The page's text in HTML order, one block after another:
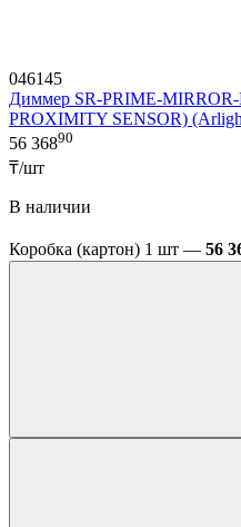
046145
Диммер SR-PRIME-MIRROR-
PROXIMITY SENSOR)
56 36890
₸/шт
В наличии
Коробка (картон) 1 шт — 56